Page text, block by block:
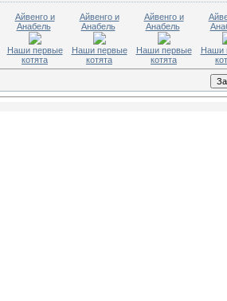
Айвенго и
Анабель
Наши первые
котята
Айвенго и
Анабель
Наши первые
котята
Айвенго и
Анабель
Наши первые
котята
Наши